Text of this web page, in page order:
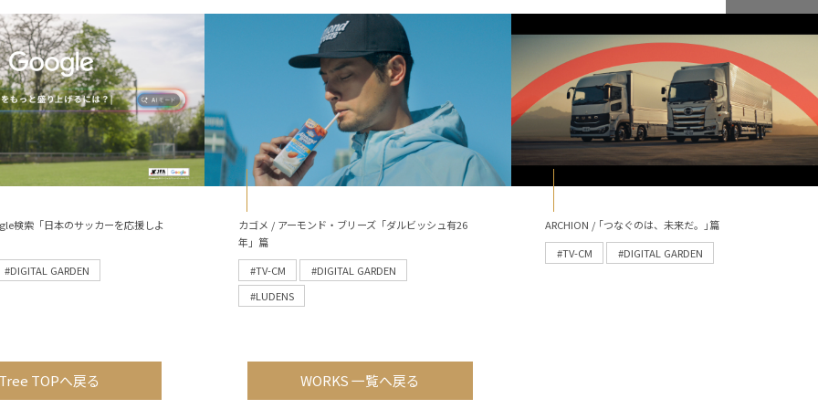
検索「日本のサッカーを応援しよ
#DIGITAL GARDEN
カゴメ / アーモンド・ブリーズ「ダルビッシュ有26
年」篇
#TV-CM
#DIGITAL GARDEN
#LUDENS
ARCHION / ｢つなぐのは、未来だ。｣篇
#TV-CM
#DIGITAL GARDEN
TOPへ戻る WORKS 一覧へ戻る